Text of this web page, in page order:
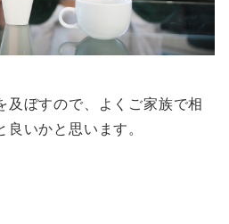
及ぼすので、よくご家族で相
いかと思います。